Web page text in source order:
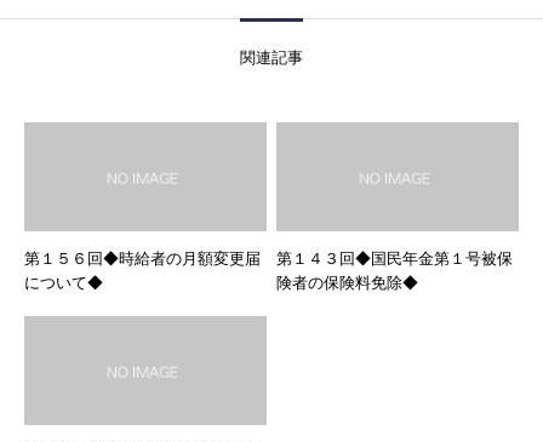
関連記事
第１５６回◆時給者の月額変更届
について◆
第１４３回◆国民年金第１号被保
険者の保険料免除◆